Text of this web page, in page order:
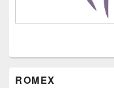
ROMEX